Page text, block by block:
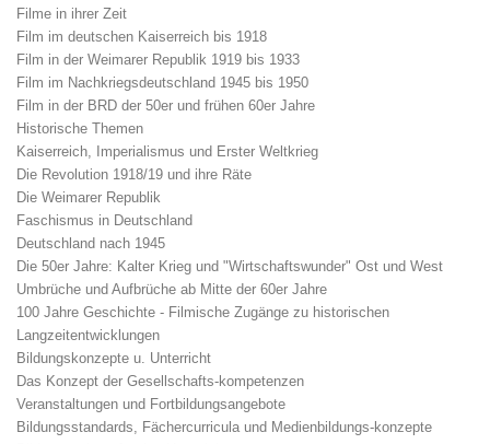
Filme in ihrer Zeit
Film im deutschen Kaiserreich bis 1918
Film in der Weimarer Republik 1919 bis 1933
Film im Nachkriegsdeutschland 1945 bis 1950
Film in der BRD der 50er und frühen 60er Jahre
Historische Themen
Kaiserreich, Imperialismus und Erster Weltkrieg
Die Revolution 1918/19 und ihre Räte
Die Weimarer Republik
Faschismus in Deutschland
Deutschland nach 1945
Die 50er Jahre: Kalter Krieg und "Wirtschaftswunder" Ost und West
Umbrüche und Aufbrüche ab Mitte der 60er Jahre
100 Jahre Geschichte - Filmische Zugänge zu historischen
Langzeitentwicklungen
Bildungskonzepte u. Unterricht
Das Konzept der Gesellschafts-kompetenzen
Veranstaltungen und Fortbildungsangebote
Bildungsstandards, Fächercurricula und Medienbildungs-konzepte